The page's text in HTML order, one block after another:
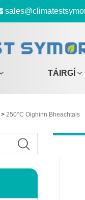
TÁIRGÍ
> 250°C Oighinn Bheachtais